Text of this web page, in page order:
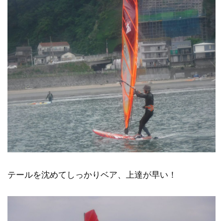
テールを沈めてしっかりベア、上達が早い！